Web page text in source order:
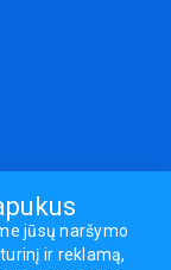
jūsų naršymo
ir reklamą,